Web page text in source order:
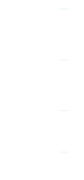
---
---
---
---